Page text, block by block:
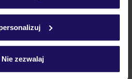
o plikach cookie znajdziesz
Nie zezwalaj
pytania
zgłaszającą?
otrzymam karty